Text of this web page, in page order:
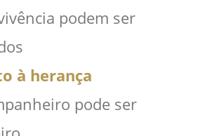
podem ser
à herança
pode ser